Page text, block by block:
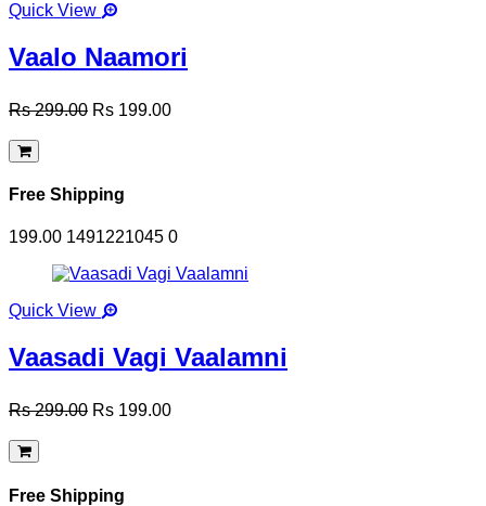
Quick View
Vaalo Naamori
Rs 299.00 Rs 199.00
Free Shipping
199.00 1491221045 0
Quick View
Vaasadi Vagi Vaalamni
Rs 299.00 Rs 199.00
Free Shipping